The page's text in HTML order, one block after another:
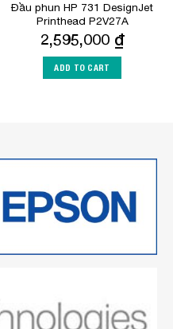
Đầu phun HP 731 DesignJet
Printhead P2V27A
2,595,000 ₫
ADD TO CART